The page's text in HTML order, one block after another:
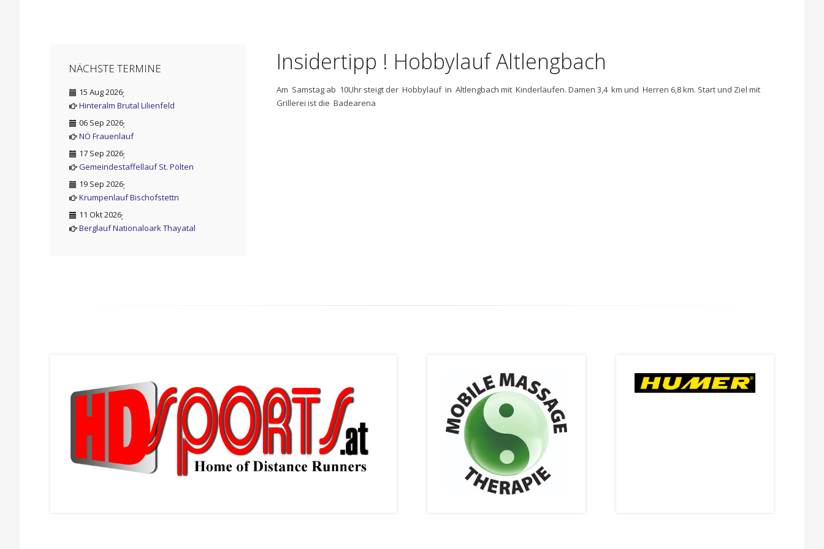
Insidertipp ! Hobbylauf Altlengbach
Am Samstag ab 10Uhr steigt der Hobbylauf in Altlengbach mit Kinderläufen. Damen 3,4 km und Herren 6,8 km. Start und Ziel mit
Grillerei ist die Badearena
NÄCHSTE TERMINE
15 Aug 2026;
Hinteralm Brutal Lilienfeld
06 Sep 2026;
NÖ Frauenlauf
17 Sep 2026;
Gemeindestaffellauf St. Pölten
19 Sep 2026;
Krumpenlauf Bischofstettn
11 Okt 2026;
Berglauf Nationaloark Thayatal